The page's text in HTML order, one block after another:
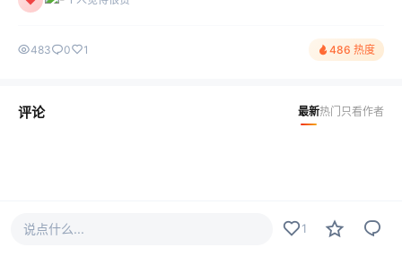
483 0 1 486 热度
评论 最新热门 只看作者
说点什么... 1